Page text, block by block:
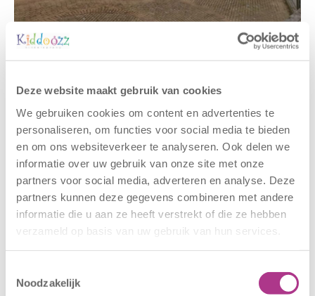
Deze website maakt gebruik van cookies
We gebruiken cookies om content en advertenties te
personaliseren, om functies voor social media te bieden
en om ons websiteverkeer te analyseren. Ook delen we
informatie over uw gebruik van onze site met onze
partners voor social media, adverteren en analyse. Deze
partners kunnen deze gegevens combineren met andere
informatie die u aan ze heeft verstrekt of die ze hebben
verzameld op basis van uw gebruik van hun services.
Noodzakelijk
Gerelateerde berichten
Nieuwe locatie
Oldegaarde
Sluiting
CODE ROOD